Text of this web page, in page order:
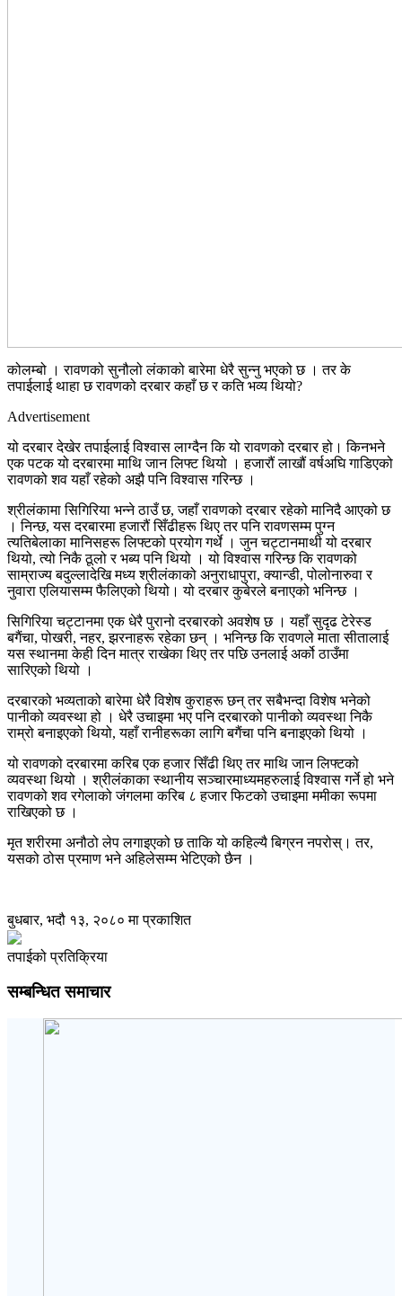
कोलम्बो । रावणको सुनौलो लंकाको बारेमा धेरै सुन्नु भएको छ । तर के
तपाईलाई थाहा छ रावणको दरबार कहाँ छ र कति भव्य थियो?
Advertisement
यो दरबार देखेर तपाईलाई विश्वास लाग्दैन कि यो रावणको दरबार हो। किनभने
एक पटक यो दरबारमा माथि जान लिफ्ट थियो । हजारौं लाखौं वर्षअघि गाडिएको
रावणको शव यहाँ रहेको अझै पनि विश्वास गरिन्छ ।
श्रीलंकामा सिगिरिया भन्ने ठाउँ छ, जहाँ रावणको दरबार रहेको मानिदै आएको छ
। निन्छ, यस दरबारमा हजारौं सिँढीहरू थिए तर पनि रावणसम्म पुग्न
त्यतिबेलाका मानिसहरू लिफ्टको प्रयोग गर्थे । जुन चट्टानमाथी यो दरबार
थियो, त्यो निकै ठूलो र भब्य पनि थियो । यो विश्वास गरिन्छ कि रावणको
साम्राज्य बदुल्लादेखि मध्य श्रीलंकाको अनुराधापुरा, क्यान्डी, पोलोनारुवा र
नुवारा एलियासम्म फैलिएको थियो। यो दरबार कुबेरले बनाएको भनिन्छ ।
सिगिरिया चट्टानमा एक धेरै पुरानो दरबारको अवशेष छ । यहाँ सुदृढ टेरेस्ड
बगैंचा, पोखरी, नहर, झरनाहरू रहेका छन् । भनिन्छ कि रावणले माता सीतालाई
यस स्थानमा केही दिन मात्र राखेका थिए तर पछि उनलाई अर्को ठाउँमा
सारिएको थियो ।
दरबारको भव्यताको बारेमा धेरै विशेष कुराहरू छन् तर सबैभन्दा विशेष भनेको
पानीको व्यवस्था हो । धेरै उचाइमा भए पनि दरबारको पानीको व्यवस्था निकै
राम्रो बनाइएको थियो, यहाँ रानीहरूका लागि बगैंचा पनि बनाइएको थियो ।
यो रावणको दरबारमा करिब एक हजार सिँढी थिए तर माथि जान लिफ्टको
व्यवस्था थियो । श्रीलंकाका स्थानीय सञ्चारमाध्यमहरुलाई विश्वास गर्ने हो भने
रावणको शव रगेलाको जंगलमा करिब ८ हजार फिटको उचाइमा ममीका रूपमा
राखिएको छ ।
मृत शरीरमा अनौठो लेप लगाइएको छ ताकि यो कहिल्यै बिग्रन नपरोस्। तर,
यसको ठोस प्रमाण भने अहिलेसम्म भेटिएको छैन ।
बुधबार, भदौ १३, २०८० मा प्रकाशित
तपाईको प्रतिक्रिया
सम्बन्धित समाचार